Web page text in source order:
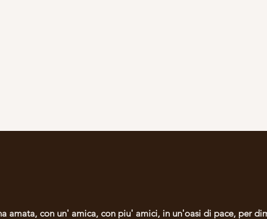
amata, con un' amica, con piu' amici, in un'oasi di pace, per